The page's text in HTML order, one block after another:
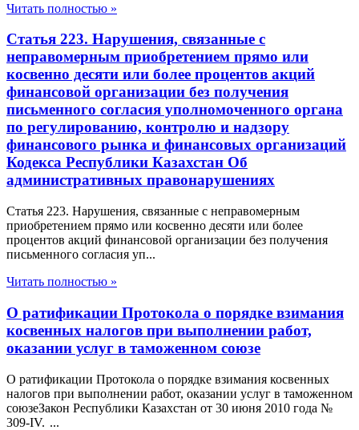
Читать полностью »
Статья 223. Нарушения, связанные с
неправомерным приобретением прямо или
косвенно десяти или более процентов акций
финансовой организации без получения
письменного согласия уполномоченного органа
по регулированию, контролю и надзору
финансового рынка и финансовых организаций
Кодекса Республики Казахстан Об
административных правонарушениях
Статья 223. Нарушения, связанные с неправомерным
приобретением прямо или косвенно десяти или более
процентов акций финансовой организации без получения
письменного согласия уп...
Читать полностью »
О ратификации Протокола о порядке взимания
косвенных налогов при выполнении работ,
оказании услуг в таможенном союзе
О ратификации Протокола о порядке взимания косвенных
налогов при выполнении работ, оказании услуг в таможенном
союзеЗакон Республики Казахстан от 30 июня 2010 года №
309-IV. ...